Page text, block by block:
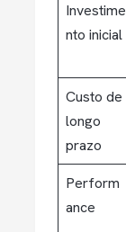
Investime
nto inicial
Custo de
longo
prazo
Perform
ance